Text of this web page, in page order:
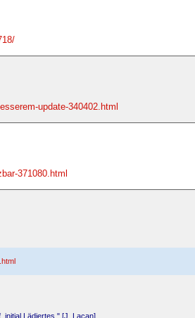
update-340402.html
371080.html
initial Lädiertes." [J. Lacan]